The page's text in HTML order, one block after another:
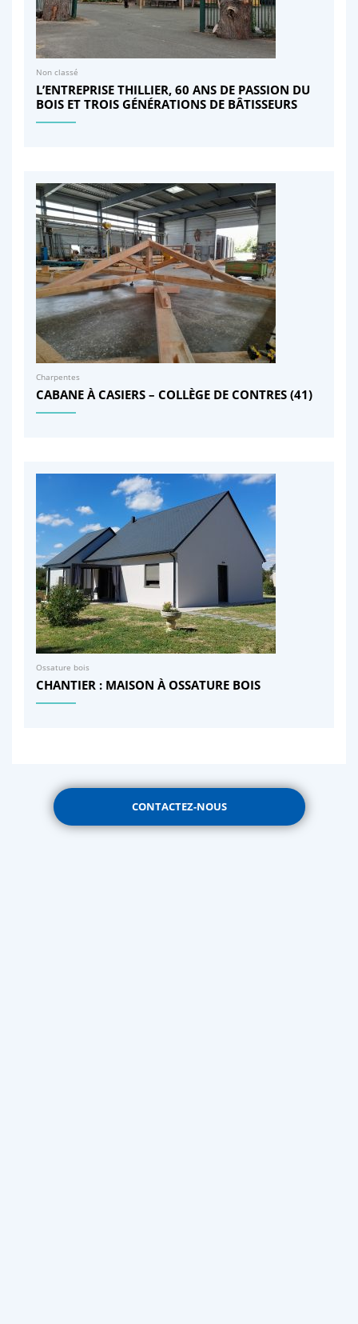
Non classé
L’ENTREPRISE THILLIER, 60 ANS DE PASSION DU
BOIS ET TROIS GÉNÉRATIONS DE BÂTISSEURS
Charpentes
CABANE À CASIERS – COLLÈGE DE CONTRES (41)
Ossature bois
CHANTIER : MAISON À OSSATURE BOIS
CONTACTEZ-NOUS